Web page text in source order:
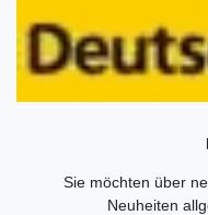
Sie möchten über
Neuheiten